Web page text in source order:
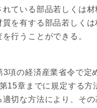
れている部品若しくは
質を有する部品若しくは
行うことができる。
項の経済産業省令で定
15章までに規定する方
切な方法により、その